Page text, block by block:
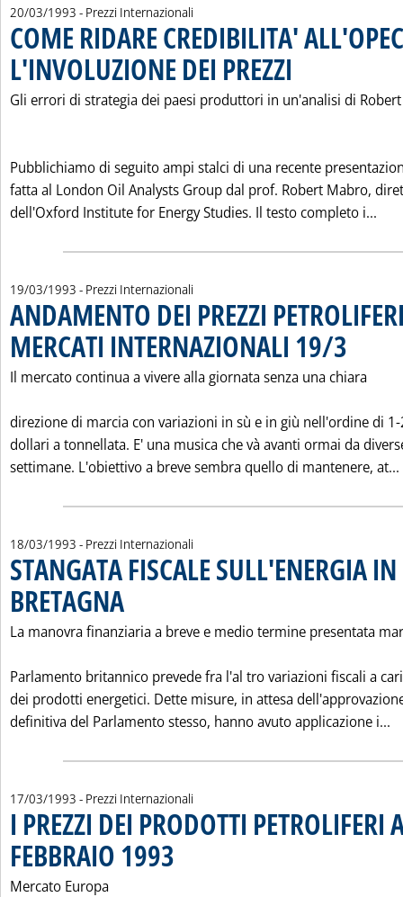
20/03/1993 - Prezzi Internazionali
COME RIDARE CREDIBILITA'
L'INVOLUZIONE DEI PREZZI
Gli errori di strategia dei paesi produttori in un'analisi di
Pubblichiamo di seguito ampi stalci di una recente
fatta al London Oil Analysts Group dal prof. Robert Mabro,
dell'Oxford Institute for Energy Studies. Il testo completo i...
19/03/1993 - Prezzi Internazionali
ANDAMENTO DEI PREZZI
MERCATI INTERNAZIONALI 19/3
Il mercato continua a vivere alla giornata senza una chiara
direzione di marcia con variazioni in sù e in giù nell'ordine di
dollari a tonnellata. E' una musica che và avanti ormai da
settimane. L'obiettivo a breve sembra quello di mantenere, at...
18/03/1993 - Prezzi Internazionali
STANGATA FISCALE SULL'ENERGIA
BRETAGNA
La manovra finanziaria a breve e medio termine presentata
Parlamento britannico prevede fra l'al tro variazioni fiscali a
dei prodotti energetici. Dette misure, in attesa
definitiva del Parlamento stesso, hanno avuto applicazione i...
17/03/1993 - Prezzi Internazionali
I PREZZI DEI PRODOTTI PETROLIFERI
FEBBRAIO 1993
Mercato Europa